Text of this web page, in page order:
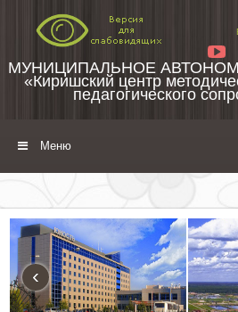
Yt
МУНИЦИПАЛЬНОЕ
«Киришский центр
педагогического
Меню
‹